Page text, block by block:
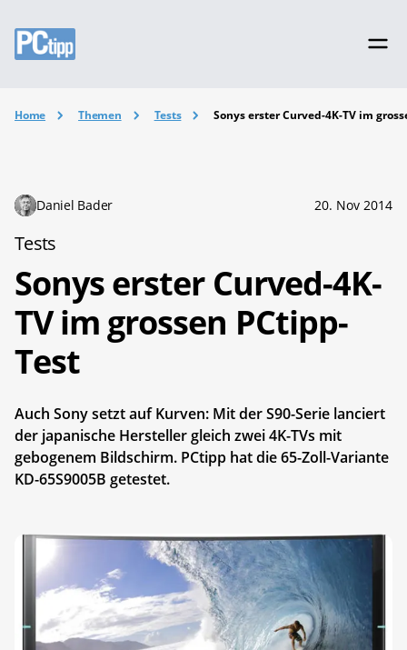
Home Themen Tests Sonys erster Curved-4K-TV im
Daniel Bader 20. Nov 2014
Tests
Sonys erster Curved-4K-
TV im grossen PCtipp-
Test
Auch Sony setzt auf Kurven: Mit der S90-Serie lanciert
der japanische Hersteller gleich zwei 4K-TVs mit
gebogenem Bildschirm. PCtipp hat die 65-Zoll-Variante
KD-65S9005B getestet.